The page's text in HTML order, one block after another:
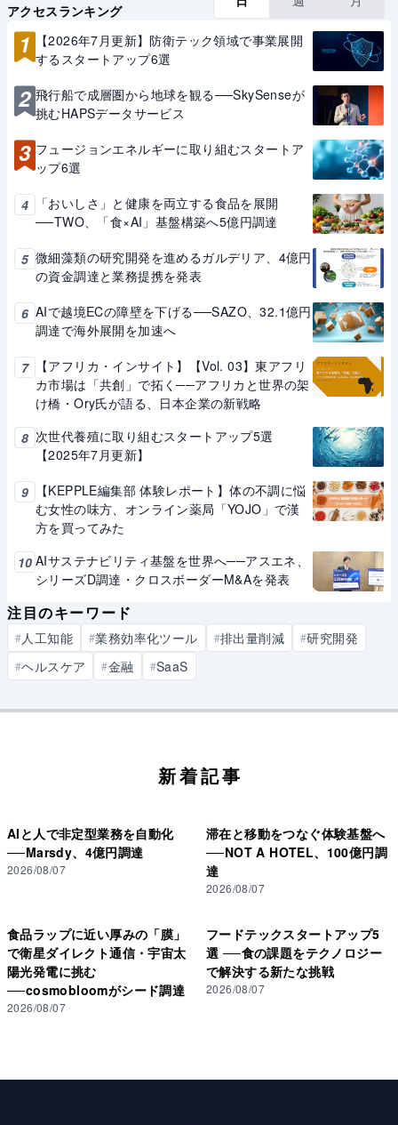
アクセスランキング
1
【2026年7月更新】防衛テック領域で事業展開
するスタートアップ6選
2 飛行船で成層圏から地球を観る──SkySenseが
挑むHAPSデータサービス
3 フュージョンエネルギーに取り組むスタートア
ップ6選
4
「おいしさ」と健康を両立する食品を展開
──TWO、「食×AI」基盤構築へ5億円調達
5 微細藻類の研究開発を進めるガルデリア、4億円
の資金調達と業務提携を発表
6 AIで越境ECの障壁を下げる──SAZO、32.1億円
調達で海外展開を加速へ
7
【アフリカ・インサイト】【Vol. 03】東アフリ
カ市場は「共創」で拓く──アフリカと世界の架
け橋・Ory氏が語る、日本企業の新戦略
8 次世代養殖に取り組むスタートアップ5選
【2025年7月更新】
9
【KEPPLE編集部 体験レポート】体の不調に悩
む女性の味方、オンライン薬局「YOJO」で漢
方を買ってみた
10 AIサステナビリティ基盤を世界へ──アスエネ、
シリーズD調達・クロスボーダーM&Aを発表
注目のキーワード
#人工知能 #業務効率化ツール #排出量削減 #研究開発
#ヘルスケア #金融 #SaaS
新着記事
AIと人で非定型業務を自動化
──Marsdy、4億円調達
2026/08/07
滞在と移動をつなぐ体験基盤へ
──NOT A HOTEL、100億円調
達
2026/08/07
食品ラップに近い厚みの「膜」
で衛星ダイレクト通信・宇宙太
陽光発電に挑む
──cosmobloomがシード調達
2026/08/07
フードテックスタートアップ5
選 ──食の課題をテクノロジー
で解決する新たな挑戦
2026/08/07